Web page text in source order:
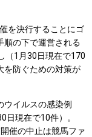
を決行することにゴ
順の下で運営される
（1月30日現在で170
を防ぐための対策が
イルスの感染例
日現在で10件）。
催の中止は競馬ファ